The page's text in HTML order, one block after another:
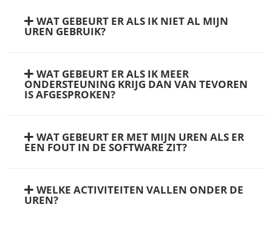
WAT GEBEURT ER ALS IK NIET AL MIJN
UREN GEBRUIK?
WAT GEBEURT ER ALS IK MEER
ONDERSTEUNING KRIJG DAN VAN TEVOREN
IS AFGESPROKEN?
WAT GEBEURT ER MET MIJN UREN ALS ER
EEN FOUT IN DE SOFTWARE ZIT?
WELKE ACTIVITEITEN VALLEN ONDER DE
UREN?